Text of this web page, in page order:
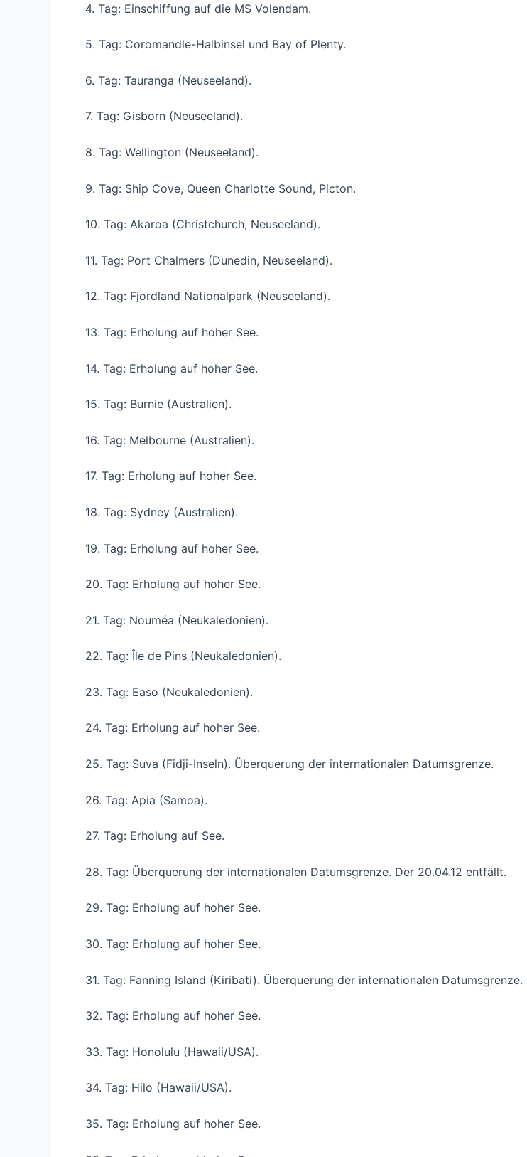
4. Tag: Einschiffung auf die MS Volendam.
5. Tag: Coromandle-Halbinsel und Bay of Plenty.
6. Tag: Tauranga (Neuseeland).
7. Tag: Gisborn (Neuseeland).
8. Tag: Wellington (Neuseeland).
9. Tag: Ship Cove, Queen Charlotte Sound, Picton.
10. Tag: Akaroa (Christchurch, Neuseeland).
11. Tag: Port Chalmers (Dunedin, Neuseeland).
12. Tag: Fjordland Nationalpark (Neuseeland).
13. Tag: Erholung auf hoher See.
14. Tag: Erholung auf hoher See.
15. Tag: Burnie (Australien).
16. Tag: Melbourne (Australien).
17. Tag: Erholung auf hoher See.
18. Tag: Sydney (Australien).
19. Tag: Erholung auf hoher See.
20. Tag: Erholung auf hoher See.
21. Tag: Nouméa (Neukaledonien).
22. Tag: Île de Pins (Neukaledonien).
23. Tag: Easo (Neukaledonien).
24. Tag: Erholung auf hoher See.
25. Tag: Suva (Fidji-Inseln). Überquerung der internationalen Datumsgrenze.
26. Tag: Apia (Samoa).
27. Tag: Erholung auf See.
28. Tag: Überquerung der internationalen Datumsgrenze. Der 20.04.12 entfällt.
29. Tag: Erholung auf hoher See.
30. Tag: Erholung auf hoher See.
31. Tag: Fanning Island (Kiribati). Überquerung der internationalen Datumsgrenze.
32. Tag: Erholung auf hoher See.
33. Tag: Honolulu (Hawaii/USA).
34. Tag: Hilo (Hawaii/USA).
35. Tag: Erholung auf hoher See.